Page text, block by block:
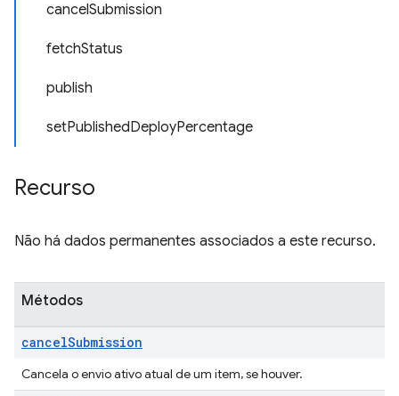
cancelSubmission
fetchStatus
publish
setPublishedDeployPercentage
Recurso
Não há dados permanentes associados a este recurso.
Métodos
cancelSubmission
Cancela o envio ativo atual de um item, se houver.